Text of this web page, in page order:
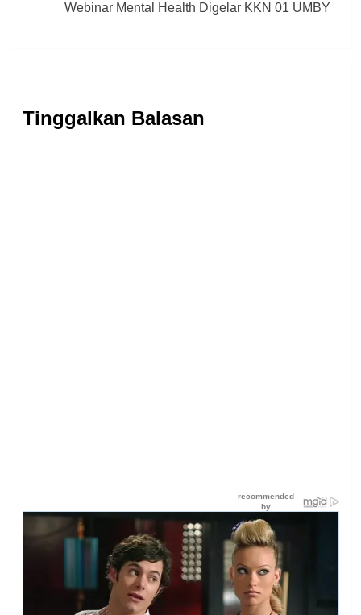
Webinar Mental Health Digelar KKN 01 UMBY
Tinggalkan Balasan